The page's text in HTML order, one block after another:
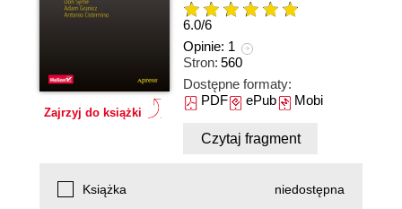
Zajrzyj do książki
6.0/6
Opinie: 1
Stron: 560
Dostępne formaty:
PDFePubMobi
Czytaj fragment
Książka niedostępna